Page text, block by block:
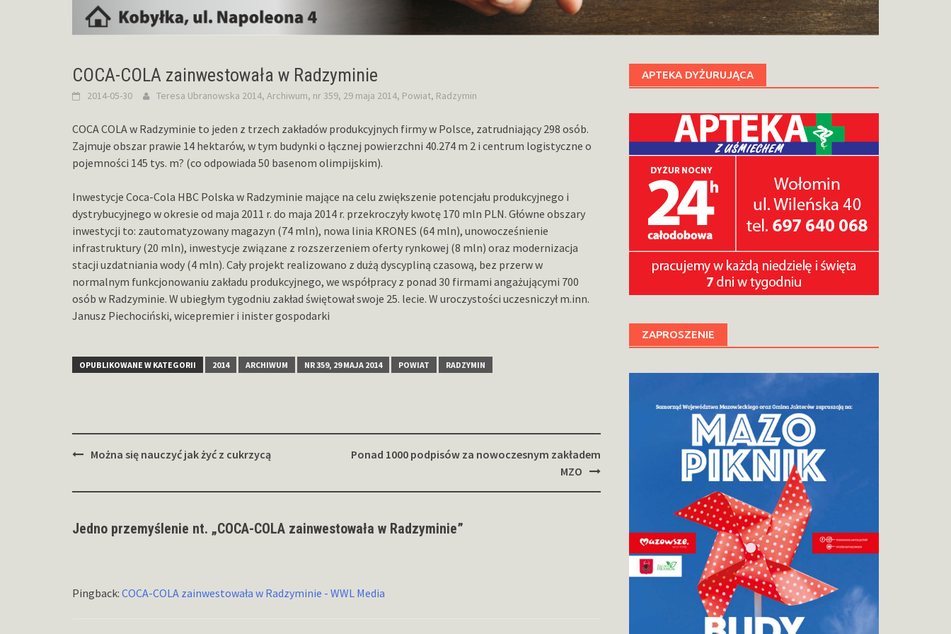
COCA-COLA zainwestowała w Radzyminie
2014-05-30 Teresa Ubranowska 2014, Archiwum, nr 359, 29 maja 2014, Powiat, Radzymin
COCA COLA w Radzyminie to jeden z trzech zakładów produkcyjnych firmy w Polsce, zatrudniający 298 osób.
Zajmuje obszar prawie 14 hektarów, w tym budynki o łącznej powierzchni 40.274 m 2 i centrum logistyczne o
pojemności 145 tys. m? (co odpowiada 50 basenom olimpijskim).
Inwestycje Coca-Cola HBC Polska w Radzyminie mające na celu zwiększenie potencjału produkcyjnego i
dystrybucyjnego w okresie od maja 2011 r. do maja 2014 r. przekroczyły kwotę 170 mln PLN. Główne obszary
inwestycji to: zautomatyzowany magazyn (74 mln), nowa linia KRONES (64 mln), unowocześnienie
infrastruktury (20 mln), inwestycje związane z rozszerzeniem oferty rynkowej (8 mln) oraz modernizacja
stacji uzdatniania wody (4 mln). Cały projekt realizowano z dużą dyscypliną czasową, bez przerw w
normalnym funkcjonowaniu zakładu produkcyjnego, we współpracy z ponad 30 firmami angażującymi 700
osób w Radzyminie. W ubiegłym tygodniu zakład świętował swoje 25. lecie. W uroczystości uczesniczył m.inn.
Janusz Piechociński, wicepremier i inister gospodarki
OPUBLIKOWANE W KATEGORII 2014 ARCHIWUM NR 359, 29 MAJA 2014 POWIAT RADZYMIN
Zobacz
Można się nauczyć jak żyć z cukrzycą
Ponad 1000 podpisów za nowoczesnym zakładem
MZO
Jedno przemyślenie nt. „COCA-COLA zainwestowała w Radzyminie”
Pingback: COCA-COLA zainwestowała w Radzyminie - WWL Media
APTEKA DYŻURUJĄCA
ZAPROSZENIE